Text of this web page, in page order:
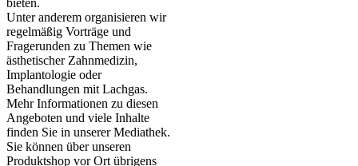
bieten.
Unter anderem organisieren wir
regelmäßig Vorträge und
Fragerunden zu Themen wie
ästhetischer Zahnmedizin,
Implantologie oder
Behandlungen mit Lachgas.
Mehr Informationen zu diesen
Angeboten und viele Inhalte
finden Sie in unserer Mediathek.
Sie können über unseren
Produktshop vor Ort übrigens